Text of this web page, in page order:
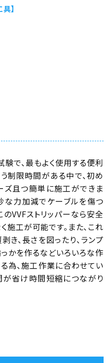
】
で、最もよく使用する便利
制限時間がある中で、初め
且つ簡単に施工ができま
な力加減でケーブルを傷つ
のVVFストリッパーなら安全
工が可能です。また、これ
、長さを図ったり、ランプ
かを作るなどいろいろな作
為、施工作業に合わせてい
が省け時間短縮につながり